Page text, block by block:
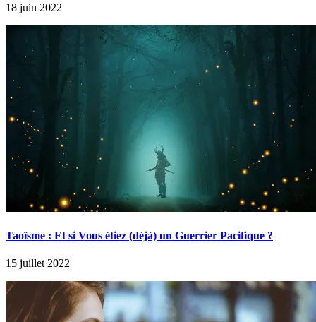
18 juin 2022
Taoïsme : Et si Vous étiez (déjà) un Guerrier Pacifique ?
15 juillet 2022